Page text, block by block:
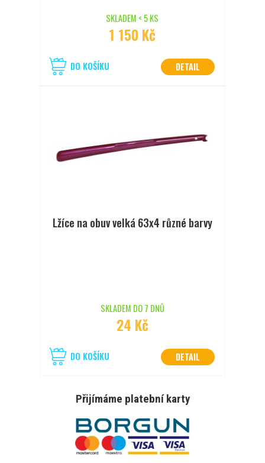
SKLADEM < 5 KS
1 150 Kč
DETAIL
DO KOŠÍKU
Lžíce na obuv velká 63x4 různé barvy
SKLADEM DO 7 DNŮ
24 Kč
DETAIL
DO KOŠÍKU
Přijímáme platební karty